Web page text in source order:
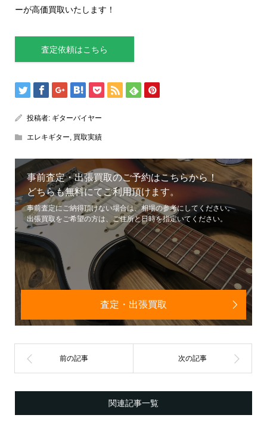
ーが高価買取いたします！
査定依頼はこちら
投稿者: ギターバイヤー
エレキギター, 買取実績
事前査定・出張買取のご予約はこちらから！
どちらも無料にてご利用頂けます。
事前査定にご納得頂けない場合は、相場の参考にしてください。
出張買取をご希望の方は、ご住所と日時を指定いてください。
査定・出張買取
関連記事一覧